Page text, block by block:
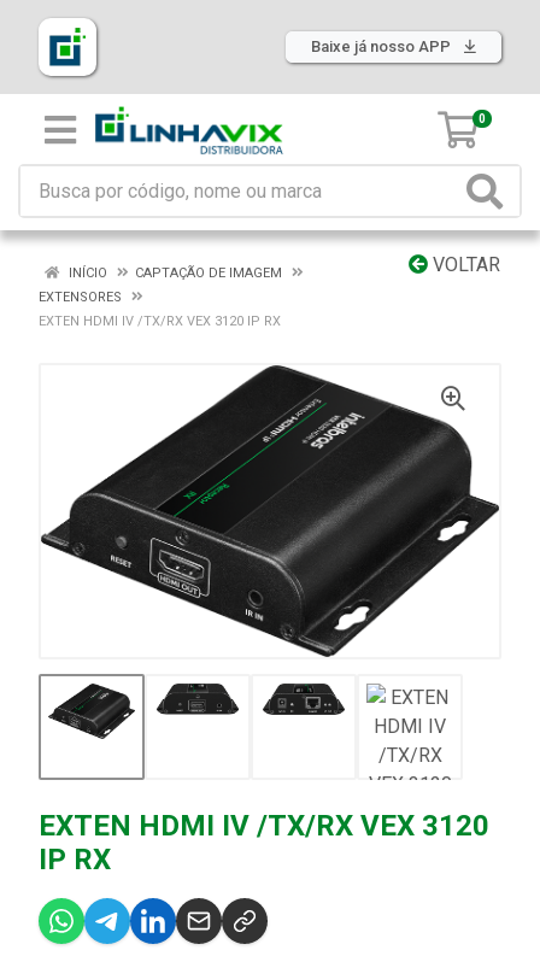
Baixe já nosso APP
0
VOLTAR
INÍCIO
CAPTAÇÃO DE IMAGEM
EXTENSORES
EXTEN HDMI IV /TX/RX VEX 3120 IP RX
EXTEN HDMI IV /TX/RX VEX 3120
IP RX